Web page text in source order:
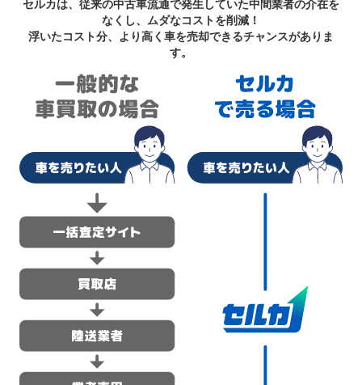
セルカは、従来の中古車流通で発生していた中間業者の介在を
なくし、ムダなコストを削減！
浮いたコスト分、より高く車を売却できるチャンスがありま
す。